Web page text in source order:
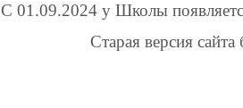
С 01.09.2024 у Школы
Старая версия